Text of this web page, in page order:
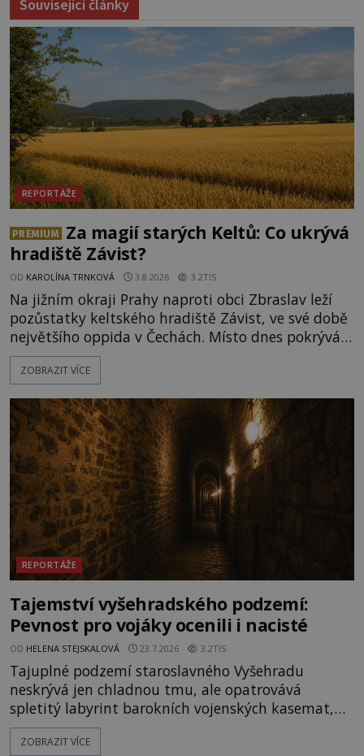
Související články
REPORTÁŽE
PREMIUM
Za magií starých Keltů: Co ukrývá
hradiště Závist?
OD KAROLÍNA TRNKOVÁ 3.8.2026 3.2TIS
Na jižním okraji Prahy naproti obci Zbraslav leží
pozůstatky keltského hradiště Závist, ve své době
největšího oppida v Čechách. Místo dnes pokrývá
les, zbytky po kdysi monumentálním hradišti jsou
ale v terénu patrné stále. Co dalšího tu po Keltech
vrch Hr
ZOBRAZIT VÍCE
REPORTÁŽE
Tajemství vyšehradského podzemí:
Pevnost pro vojáky ocenili i nacisté
OD HELENA STEJSKALOVÁ 23.7.2026 3.2TIS
Tajuplné podzemí staroslavného Vyšehradu
neskrývá jen chladnou tmu, ale opatrovává
spletitý labyrint barokních vojenských kasemat,
zapomenuté chrámy a vzácné národní poklady.
Hluboko uvnitř mohutné skály nad řekou Vltavou
ZOBRAZIT VÍCE